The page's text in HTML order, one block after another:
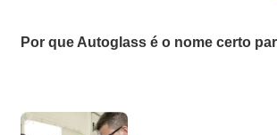
Por que Autoglass é o nome certo